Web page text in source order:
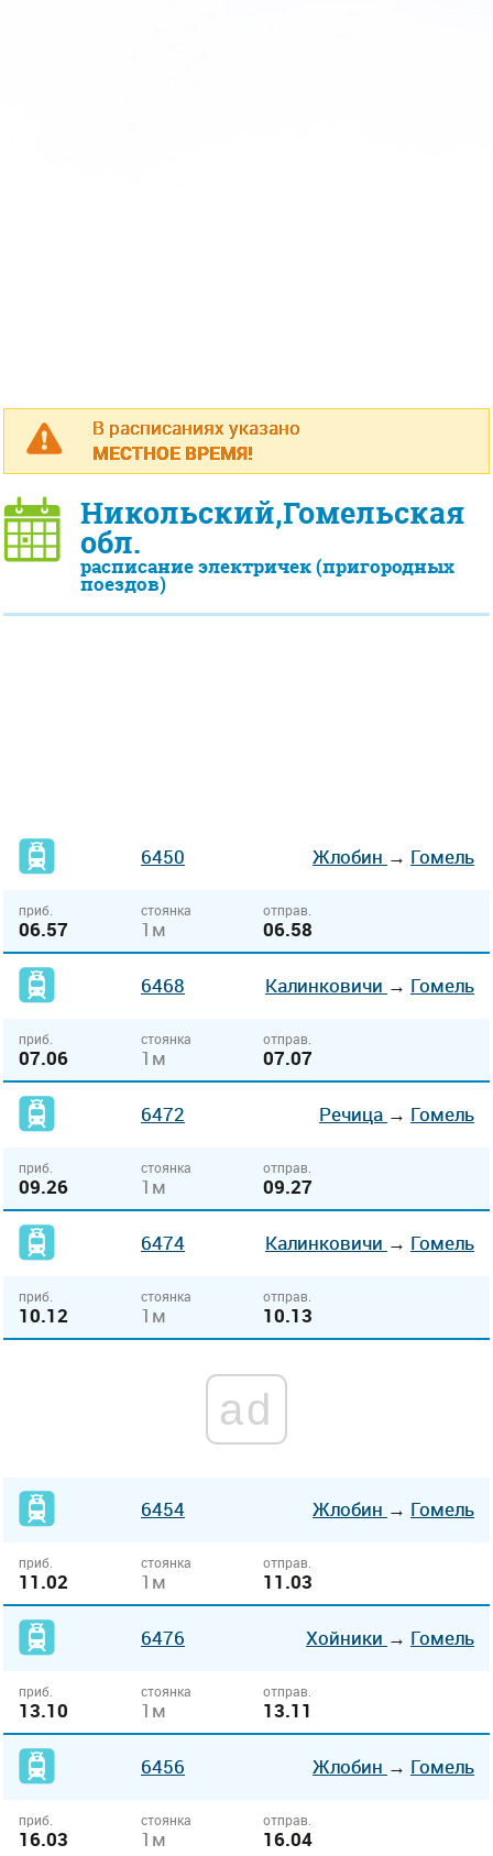
В расписаниях указано
МЕСТНОЕ ВРЕМЯ!
Никольский,Гомельская
обл.
расписание электричек (пригородных
поездов)
6450 Жлобин → Гомель
приб.
06.57
стоянка
1м
отправ.
06.58
6468 Калинковичи → Гомель
приб.
07.06
стоянка
1м
отправ.
07.07
6472 Речица → Гомель
приб.
09.26
стоянка
1м
отправ.
09.27
6474 Калинковичи → Гомель
приб.
10.12
стоянка
1м
отправ.
10.13
ad
6454 Жлобин → Гомель
приб.
11.02
стоянка
1м
отправ.
11.03
6476 Хойники → Гомель
приб.
13.10
стоянка
1м
отправ.
13.11
6456 Жлобин → Гомель
приб.
16.03
стоянка
1м
отправ.
16.04